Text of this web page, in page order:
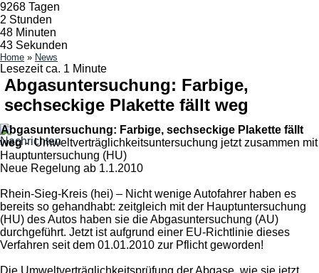
9268 Tagen
2 Stunden
48 Minuten
43 Sekunden
Home » News
Lesezeit ca. 1 Minute
Abgasuntersuchung: Farbige,
sechseckige Plakette fällt weg
Abgasuntersuchung: Farbige, sechseckige Plakette fällt
weg- Umweltverträglichkeitsuntersuchung jetzt zusammen mit
Hauptuntersuchung (HU)
Neue Regelung ab 1.1.2010
Rhein-Sieg-Kreis (hei) – Nicht wenige Autofahrer haben es
bereits so gehandhabt: zeitgleich mit der Hauptuntersuchung
(HU) des Autos haben sie die Abgasuntersuchung (AU)
durchgeführt. Jetzt ist aufgrund einer EU-Richtlinie dieses
Verfahren seit dem 01.01.2010 zur Pflicht geworden!